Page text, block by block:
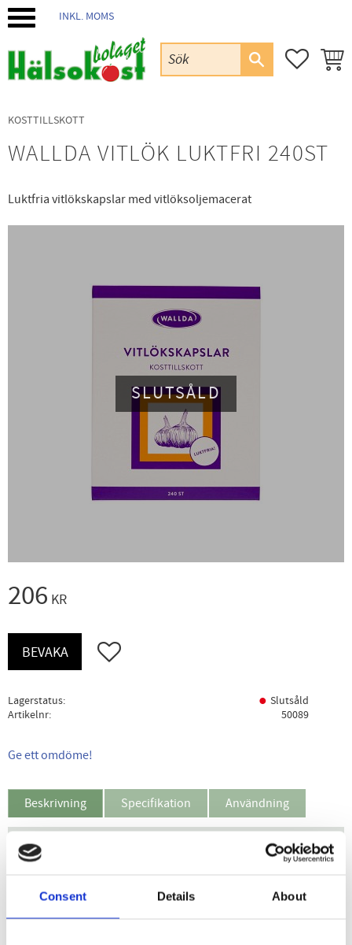
Consent Details About
INKL. MOMS
KOSTTILLSKOTT
WALLDA VITLÖK LUKTFRI 240ST
Luktfria vitlökskapslar med vitlöksoljemacerat
SLUTSÅLD
206 KR
Lägg till i favoriter
BEVAKA
Lagerstatus
Slutsåld
Artikelnr
50089
Ge ett omdöme!
Beskrivning Specifikation Användning
Wallda Vitlökskapslar är extra starka, luktfria vitlökskapslar
vitlök. Dagsdosen motsvarar ca 2-3 klyftor vitlök.
Vitlökskapslarna är luktfria. Lukten undviks genom att de